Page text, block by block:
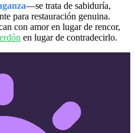
—se trata de sabiduría,
para restauración genuina.
con amor en lugar de rencor,
en lugar de contradecirlo.